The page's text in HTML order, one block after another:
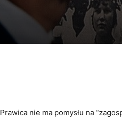
Prawica nie ma pomysłu na